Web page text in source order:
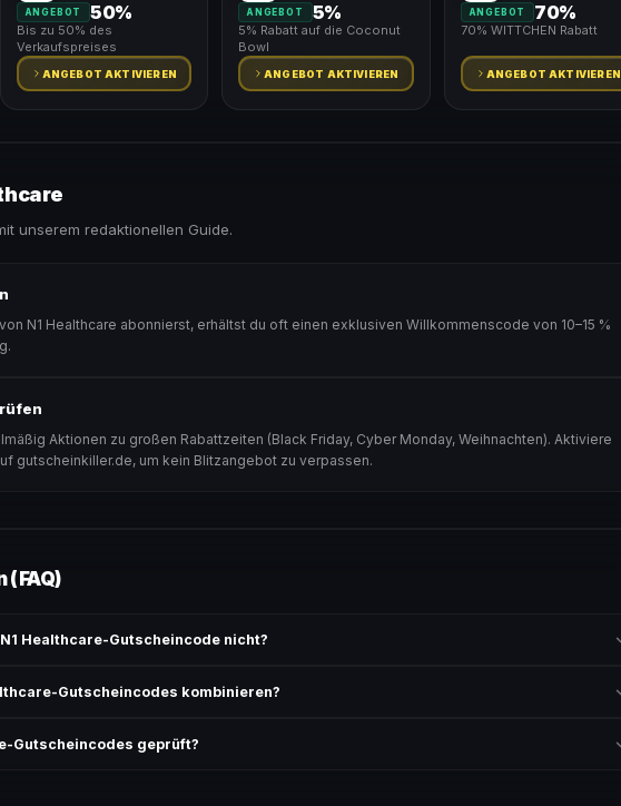
ANGEBOT 50%
Bis zu 50% des
Verkaufspreises
ANGEBOT AKTIVIEREN
ANGEBOT 5%
5% Rabatt auf die Coconut
Bowl
ANGEBOT AKTIVIEREN
ANGEBOT 70%
70% WITTCHEN Rabatt
ANGEBOT AKTIVIEREN
unserem redaktionellen Guide.
N1 Healthcare abonnierst, erhältst du oft einen exklusiven Willkommenscode von 10–15 %
Aktionen zu großen Rabattzeiten (Black Friday, Cyber Monday, Weihnachten). Aktiviere
gutscheinkiller.de, um kein Blitzangebot zu verpassen.
(FAQ)
Healthcare-Gutscheincode nicht?
„Details".Gutscheincodes kombinieren?
Angebotsbedingungen nichts anderes angeben.
Gutscheincodes geprüft?